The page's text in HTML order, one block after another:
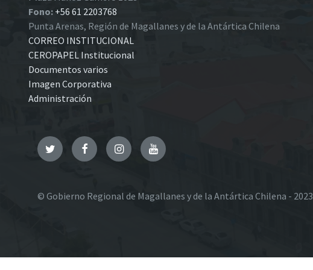
Fono: +56 61 2203768
Punta Arenas, Región de Magallanes y de la Antártica Chilena
CORREO INSTITUCIONAL
CEROPAPEL Institucional
Documentos varios
Imagen Corporativa
Administración
TwitterFacebookInstagramYouTube
© Gobierno Regional de Magallanes y de la Antártica Chilena - 2023